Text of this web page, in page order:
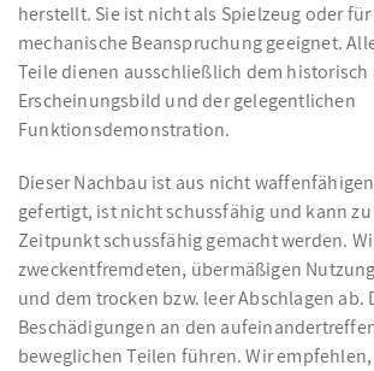
herstellt. Sie ist nicht als Spielzeug oder
mechanische Beanspruchung geeignet.
Teile dienen ausschließlich dem
Erscheinungsbild und der gelegentlichen
Funktionsdemonstration.
Dieser Nachbau ist aus nicht
gefertigt, ist nicht schussfähig und kann
Zeitpunkt schussfähig gemacht werden.
zweckentfremdeten, übermäßigen
und dem trocken bzw. leer Abschlagen ab.
Beschädigungen an den
beweglichen Teilen führen. Wir